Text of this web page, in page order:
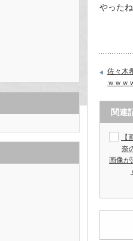
やったね
佐々木
ｗｗｗ
関連
奈
画像が